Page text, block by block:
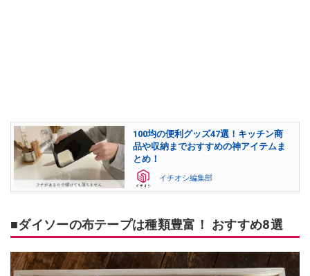
100均の便利グッズ47選！キッチン商
品や収納までおすすめの神アイテムま
とめ！
イチオシ編集部
■ダイソーの布テープは種類豊富！ おすすめ8選